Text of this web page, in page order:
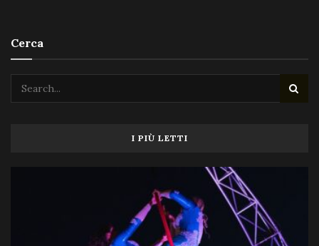
Cerca
I PIÙ LETTI